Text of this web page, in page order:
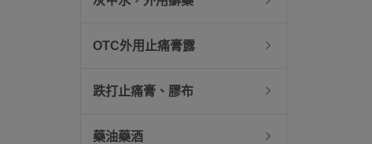
OTC外用止痛膏露
跌打止痛膏、膠布
藥油藥酒